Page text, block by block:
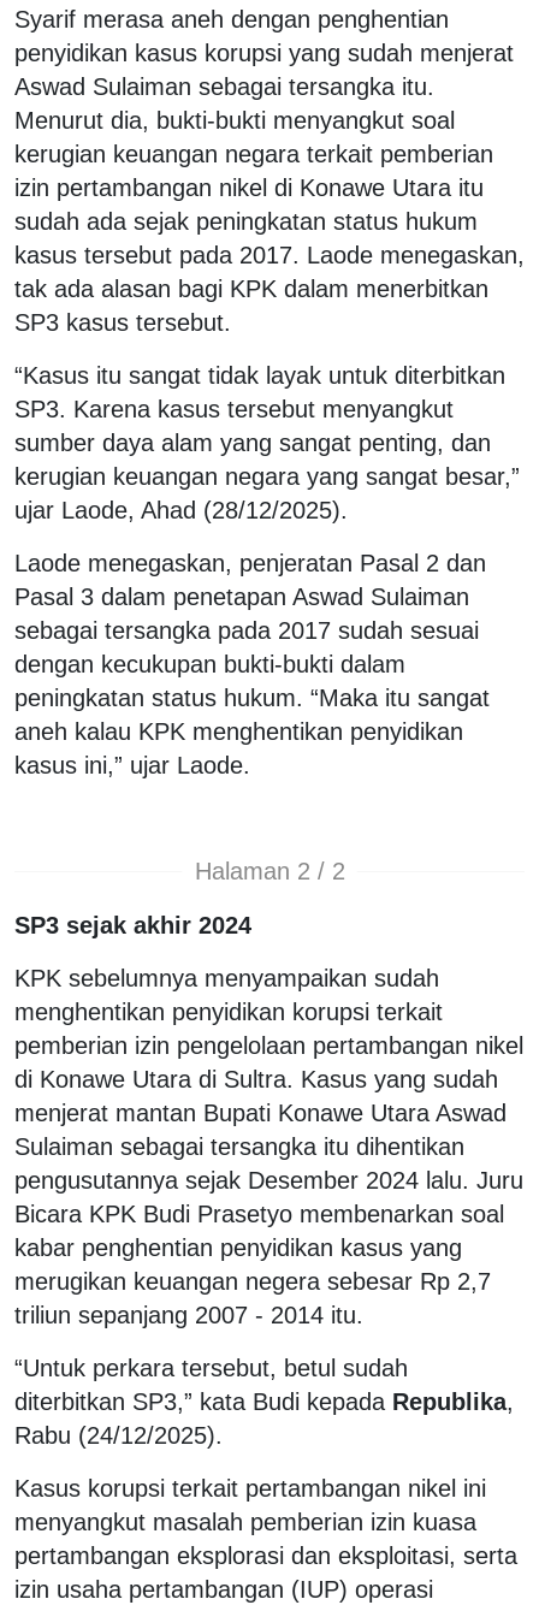
Syarif merasa aneh dengan penghentian
penyidikan kasus korupsi yang sudah menjerat
Aswad Sulaiman sebagai tersangka itu.
Menurut dia, bukti-bukti menyangkut soal
kerugian keuangan negara terkait pemberian
izin pertambangan nikel di Konawe Utara itu
sudah ada sejak peningkatan status hukum
kasus tersebut pada 2017. Laode menegaskan,
tak ada alasan bagi KPK dalam menerbitkan
SP3 kasus tersebut.
“Kasus itu sangat tidak layak untuk diterbitkan
SP3. Karena kasus tersebut menyangkut
sumber daya alam yang sangat penting, dan
kerugian keuangan negara yang sangat besar,”
ujar Laode, Ahad (28/12/2025).
Laode menegaskan, penjeratan Pasal 2 dan
Pasal 3 dalam penetapan Aswad Sulaiman
sebagai tersangka pada 2017 sudah sesuai
dengan kecukupan bukti-bukti dalam
peningkatan status hukum. “Maka itu sangat
aneh kalau KPK menghentikan penyidikan
kasus ini,” ujar Laode.
Halaman 2 / 2
SP3 sejak akhir 2024
KPK sebelumnya menyampaikan sudah
menghentikan penyidikan korupsi terkait
pemberian izin pengelolaan pertambangan nikel
di Konawe Utara di Sultra. Kasus yang sudah
menjerat mantan Bupati Konawe Utara Aswad
Sulaiman sebagai tersangka itu dihentikan
pengusutannya sejak Desember 2024 lalu. Juru
Bicara KPK Budi Prasetyo membenarkan soal
kabar penghentian penyidikan kasus yang
merugikan keuangan negera sebesar Rp 2,7
triliun sepanjang 2007 - 2014 itu.
“Untuk perkara tersebut, betul sudah
diterbitkan SP3,” kata Budi kepada Republika,
Rabu (24/12/2025).
Kasus korupsi terkait pertambangan nikel ini
menyangkut masalah pemberian izin kuasa
pertambangan eksplorasi dan eksploitasi, serta
izin usaha pertambangan (IUP) operasi